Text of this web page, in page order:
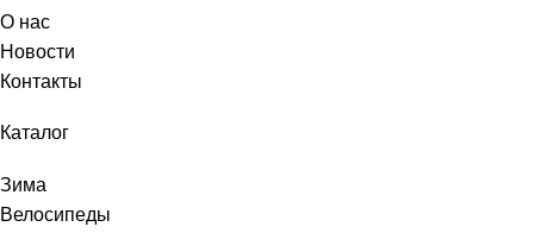
О нас
Новости
Контакты
Каталог
Зима
Велосипеды